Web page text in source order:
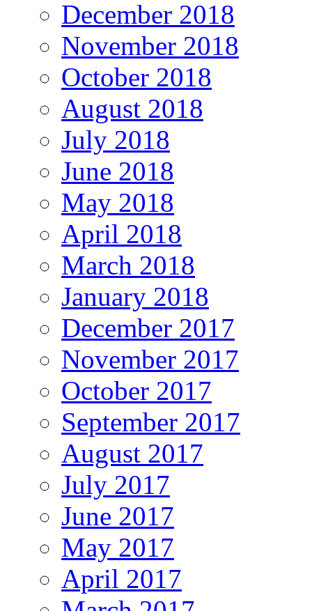
December 2018
November 2018
October 2018
August 2018
July 2018
June 2018
May 2018
April 2018
March 2018
January 2018
December 2017
November 2017
October 2017
September 2017
August 2017
July 2017
June 2017
May 2017
April 2017